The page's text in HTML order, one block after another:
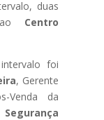
duas
Centro
foi
, Gerente
Venda da
Segurança